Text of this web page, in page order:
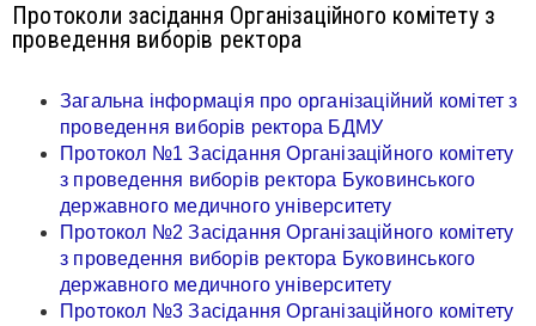
Протоколи засідання Організаційного комітету з
проведення виборів ректора
Загальна інформація про організаційний комітет з
проведення виборів ректора БДМУ
Протокол №1 Засідання Організаційного комітету
з проведення виборів ректора Буковинського
державного медичного університету
Протокол №2 Засідання Організаційного комітету
з проведення виборів ректора Буковинського
державного медичного університету
Протокол №3 Засідання Організаційного комітету